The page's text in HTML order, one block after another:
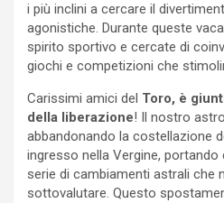
i più inclini a cercare il
agonistiche. Durante queste
spirito sportivo e cercate di
giochi e competizioni che
Carissimi amici del Toro, è
della liberazione! Il nostro
abbandonando la costellazione
ingresso nella Vergine, portando
serie di cambiamenti astrali che
sottovalutare. Questo